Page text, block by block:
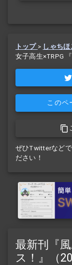
トップ > しゃち
女子高生×TRPG
このペ
ぜひTwitterなど
ださい！
最新刊『
ス！』（